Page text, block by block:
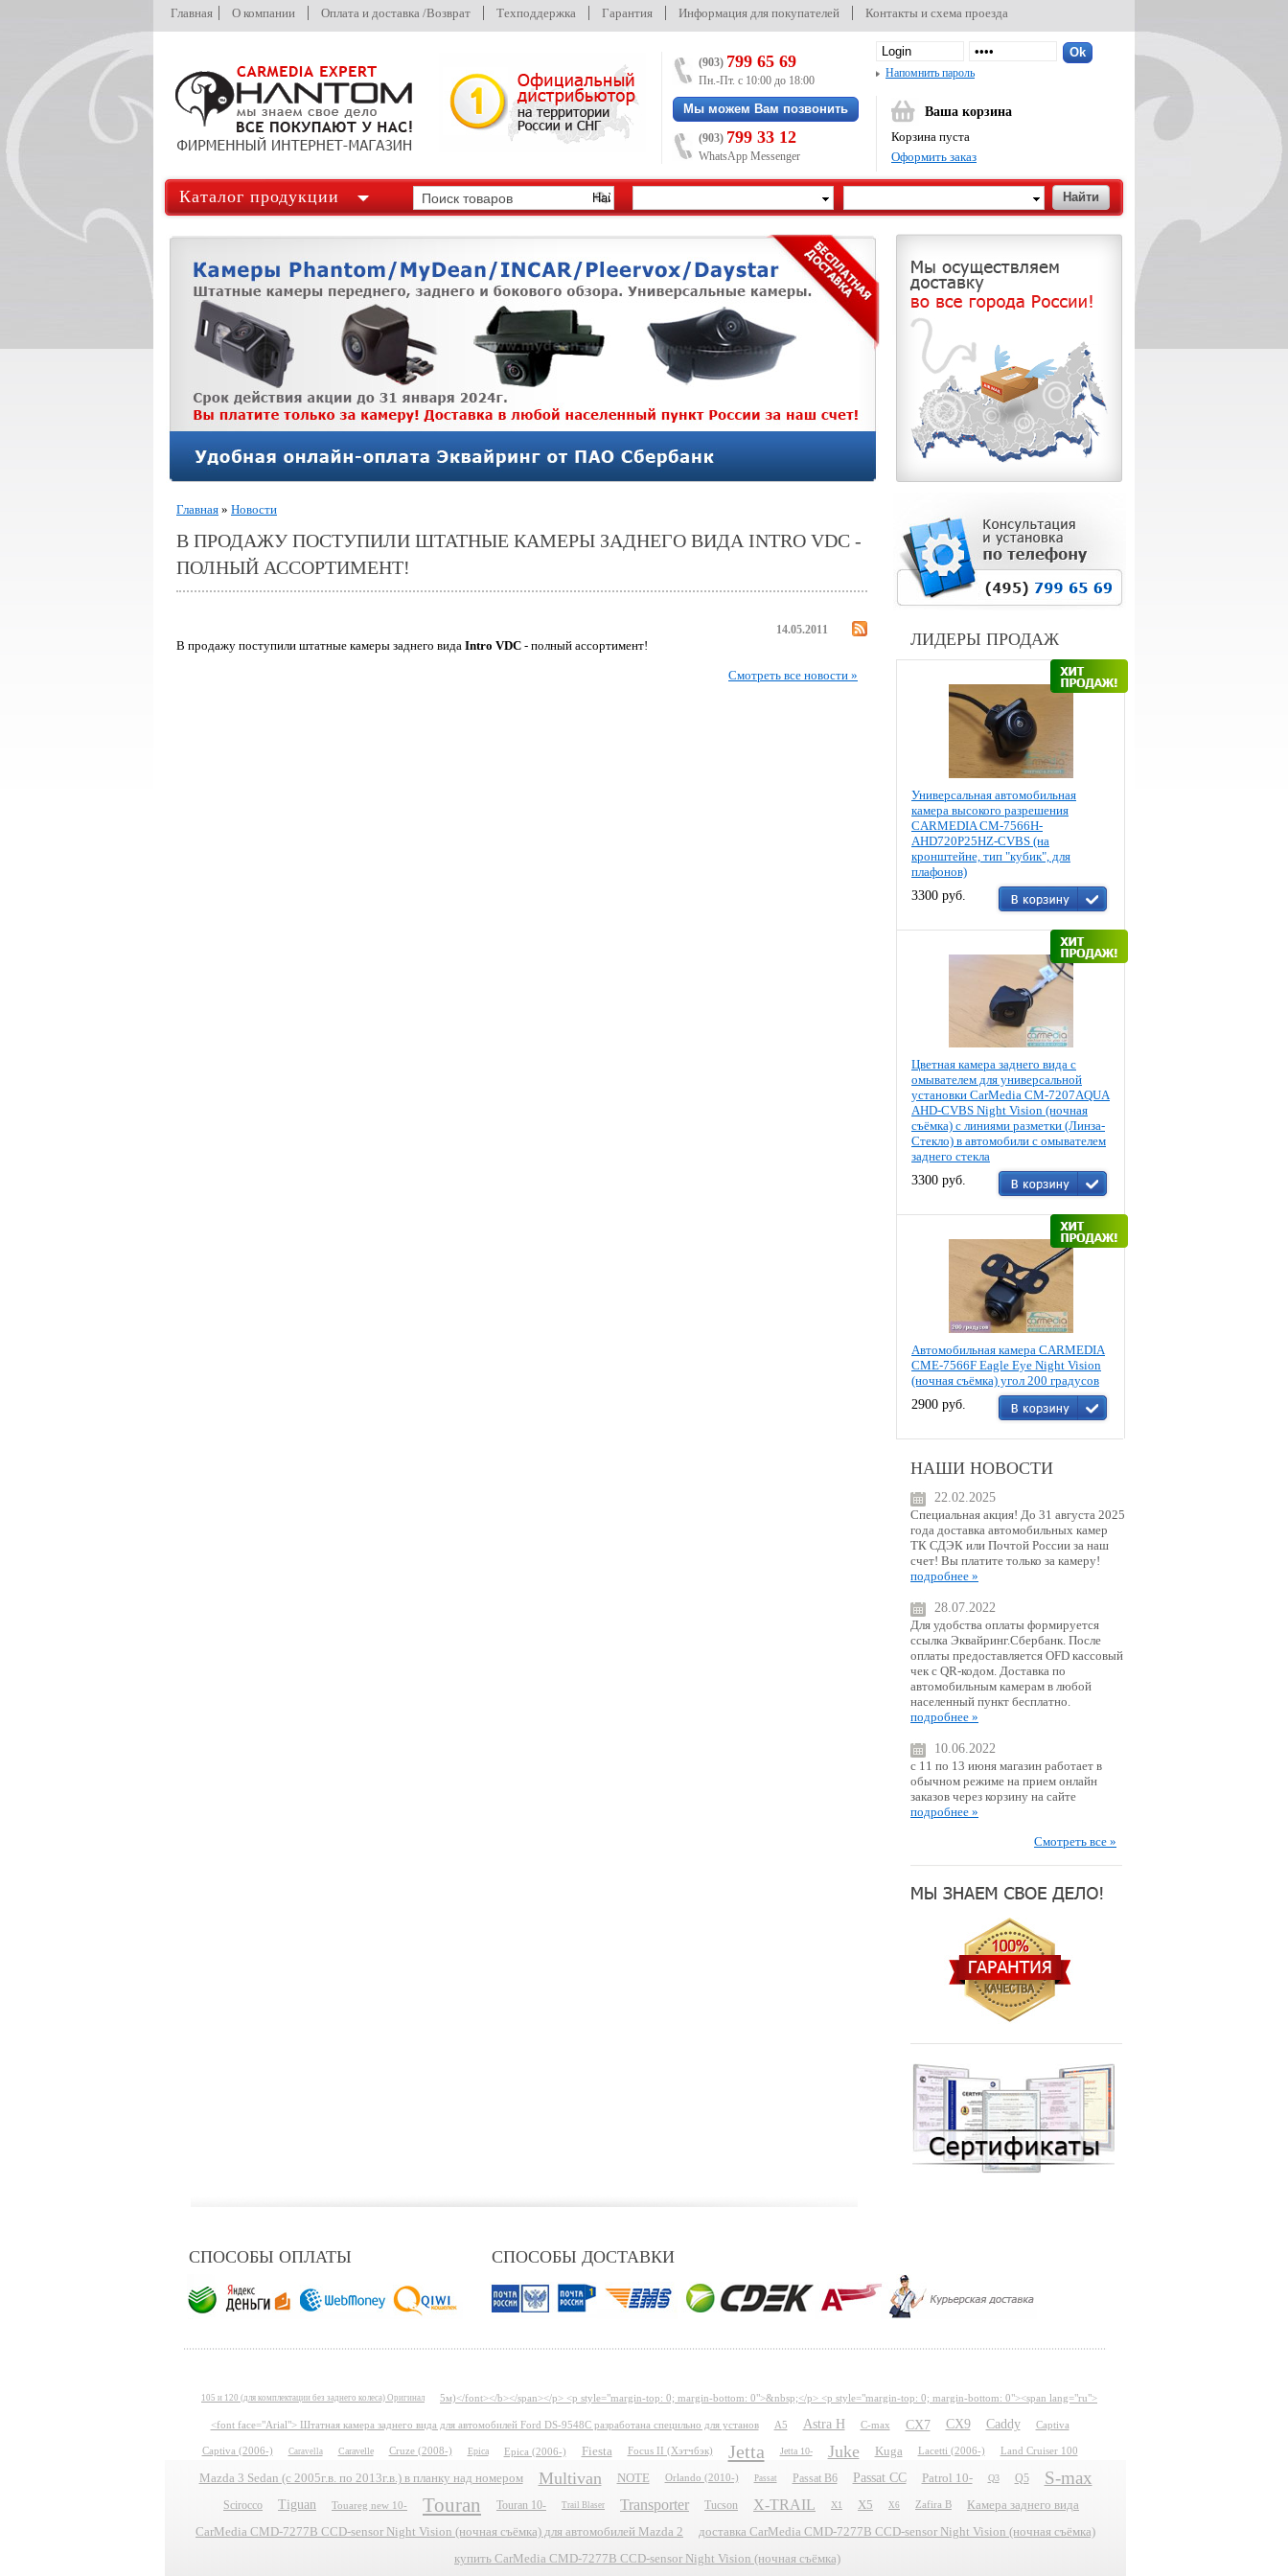
Главная О компании Оплата и доставка /Возврат Техподдержка Гарантия Информация для покупателей Контакты и схема проезда
(903) 799 65 69
Пн.-Пт. с 10:00 до 18:00
Мы можем Вам позвонить
(903) 799 33 12
WhatsApp Messenger
Напомнить пароль
Ваша корзина
Корзина пуста
Оформить заказ
Каталог продукции
ЛИДЕРЫ ПРОДАЖ
Универсальная автомобильная
камера высокого разрешения
CARMEDIA CM-7566H-
AHD720P25HZ-CVBS (на
кронштейне, тип "кубик", для
плафонов)
3300 руб.
Цветная камера заднего вида c
омывателем для универсальной
установки CarMedia CM-7207AQUA
AHD-CVBS Night Vision (ночная
съёмка) с линиями разметки (Линза-
Стекло) в автомобили с омывателем
заднего стекла
3300 руб.
Автомобильная камера CARMEDIA
CME-7566F Eagle Eye Night Vision
(ночная съёмка) угол 200 градусов
2900 руб.
НАШИ НОВОСТИ
22.02.2025
Специальная акция! До 31 августа 2025
года доставка автомобильных камер
ТК СДЭК или Почтой России за наш
счет! Вы платите только за камеру!
подробнее »
28.07.2022
Для удобства оплаты формируется
ссылка Эквайринг.Сбербанк. После
оплаты предоставляется OFD кассовый
чек с QR-кодом. Доставка по
автомобильным камерам в любой
населенный пункт бесплатно.
подробнее »
10.06.2022
с 11 по 13 июня магазин работает в
обычном режиме на прием онлайн
заказов через корзину на сайте
подробнее »
Смотреть все »
Главная » Новости
В ПРОДАЖУ ПОСТУПИЛИ ШТАТНЫЕ КАМЕРЫ ЗАДНЕГО ВИДА INTRO VDC -
ПОЛНЫЙ АССОРТИМЕНТ!
14.05.2011
В продажу поступили штатные камеры заднего вида Intro VDC - полный ассортимент!
Смотреть все новости »
СПОСОБЫ ОПЛАТЫ СПОСОБЫ ДОСТАВКИ
105 и 120 (для комплектации без заднего колеса) Оригинал 5м)</font></b></span></p> <p style="margin-top: 0; margin-bottom: 0">&nbsp;</p> <p style="margin-top: 0; margin-bottom: 0"><span lang="ru">
<font face="Arial"> Штатная камера заднего вида для автомобилей Ford DS-9548C разработана специльно для установ A5 Astra H C-max CX7 CX9 Caddy Captiva
Captiva (2006-) Caravella Caravelle Cruze (2008-) Epica Epica (2006-) Fiesta Focus II (Хэтчбэк) Jetta Jetta 10- Juke Kuga Lacetti (2006-) Land Cruiser 100
Mazda 3 Sedan (с 2005г.в. по 2013г.в.) в планку над номером Multivan NOTE Orlando (2010-) Passat Passat B6 Passat CC Patrol 10- Q3 Q5 S-max
Scirocco Tiguan Touareg new 10- Touran Touran 10- Trail Blaser Transporter Tucson X-TRAIL X1 X5 X6 Zafira B
Камера заднего вида
CarMedia CMD-7277B CCD-sensor Night Vision (ночная съёмка) для автомобилей Mazda 2
доставка CarMedia CMD-7277B CCD-sensor Night Vision (ночная съёмка)
купить CarMedia CMD-7277B CCD-sensor Night Vision (ночная съёмка)